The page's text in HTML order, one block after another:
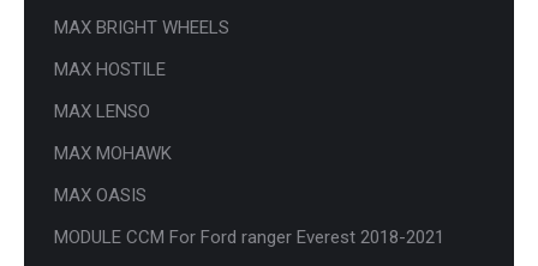
MAX BRIGHT WHEELS
MAX HOSTILE
MAX LENSO
MAX MOHAWK
MAX OASIS
MODULE CCM For Ford ranger Everest 2018-2021